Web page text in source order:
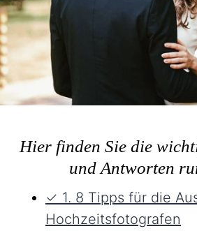
Hier finden Sie die
und Antworten
✓ 1. 8 Tipps für die
Hochzeitsfotografen